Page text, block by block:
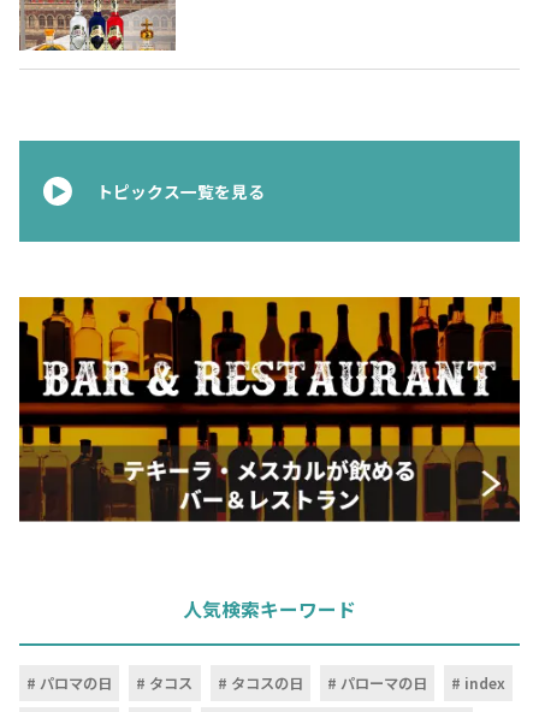
トピックス一覧を見る
人気検索キーワード
パロマの日 タコス タコスの日 パローマの日
index